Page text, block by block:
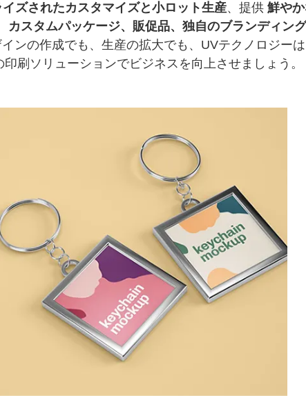
ズされたカスタマイズと小ロット生産、提供 鮮や
カスタムパッケージ、販促品、独自のブランディング
ンの作成でも、生産の拡大でも、UVテクノロジーは
刷ソリューションでビジネスを向上させましょう。